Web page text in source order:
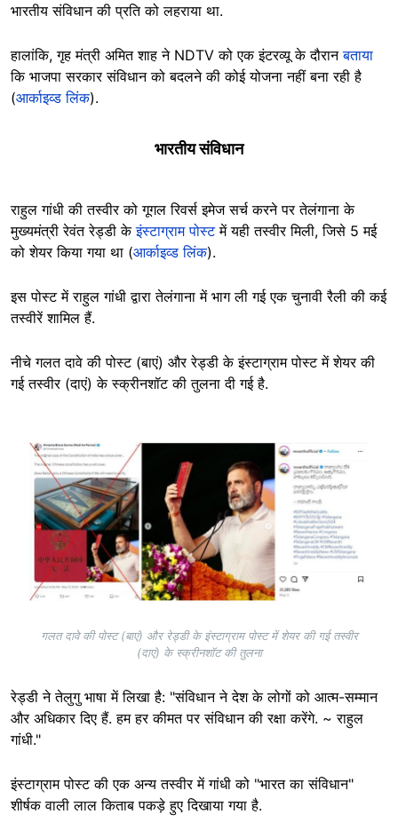
भारतीय संविधान की प्रति को लहराया था.
हालांकि, गृह मंत्री अमित शाह ने NDTV को एक इंटरव्यू के दौरानबताया
कि भाजपा सरकार संविधान को बदलने की कोई योजना नहीं बना रही है
(आर्काइव्ड लिंक).
भारतीय संविधान
राहुल गांधी की तस्वीर को गूगल रिवर्स इमेज सर्च करने पर तेलंगाना के
मुख्यमंत्री रेवंत रेड्डी केइंस्टाग्राम पोस्टमें यही तस्वीर मिली, जिसे 5 मई
को शेयर किया गया था (आर्काइव्ड लिंक).
इस पोस्ट में राहुल गांधी द्वारा तेलंगाना में भाग ली गई एक चुनावी रैली की कई
तस्वीरें शामिल हैं.
नीचे गलत दावे की पोस्ट (बाएं) और रेड्डी के इंस्टाग्राम पोस्ट में शेयर की
गई तस्वीर (दाएं) के स्क्रीनशॉट की तुलना दी गई है.
Image
गलत दावे की पोस्ट (बाएं) और रेड्डी के इंस्टाग्राम पोस्ट में शेयर की गई तस्वीर
(दाएं) के स्क्रीनशॉट की तुलना
रेड्डी ने तेलुगु भाषा में लिखा है: "संविधान ने देश के लोगों को आत्म-सम्मान
और अधिकार दिए हैं. हम हर कीमत पर संविधान की रक्षा करेंगे. ~ राहुल
गांधी."
इंस्टाग्राम पोस्ट की एक अन्य तस्वीर में गांधी को "भारत का संविधान"
शीर्षक वाली लाल किताब पकड़े हुए दिखाया गया है.